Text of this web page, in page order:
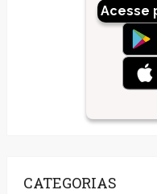
Acesse
CATEGORIAS